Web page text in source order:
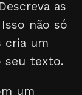
as
não só
cria um
seu texto.
um